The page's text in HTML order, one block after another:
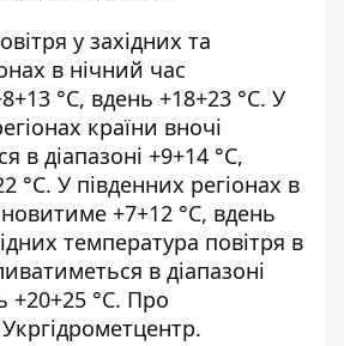
у західних та
в нічний час
°С, вдень +18+23 °С. У
країни вночі
в діапазоні +9+14 °С,
°С. У південних регіонах в
+7+12 °С, вдень
температура повітря в
в діапазоні
+20+25 °С. Про
.